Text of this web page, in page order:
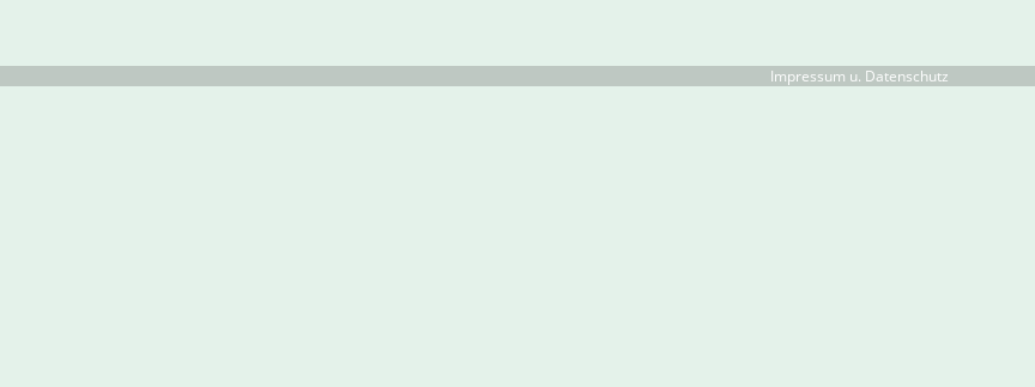
Impressum u. Datenschutz